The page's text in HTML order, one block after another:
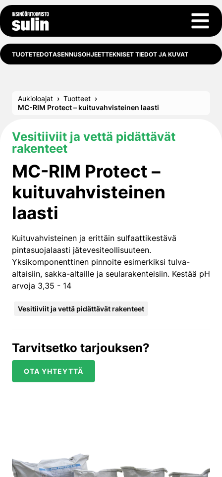
Siirry sisältöön
Avaa
TUOTETEDOTASENNUSOHJEETTEKNISET TIEDOT JA KUVAT
Aukioloajat
Tuotteet
MC-RIM Protect – kuituvahvisteinen laasti
Vesitiiviit ja vettä pidättävät
rakenteet
MC-RIM Protect –
kuituvahvisteinen
laasti
Kuituvahvisteinen ja erittäin sulfaattikestävä
pintasuojalaasti jätevesiteollisuuteen.
Yksikomponenttinen pinnoite esimerkiksi tulva-
altaisiin, sakka-altaille ja seularakenteisiin. Kestää pH
arvoja 3,35 - 14
Vesitiiviit ja vettä pidättävät rakenteet
Tarvitsetko tarjouksen?
OTA YHTEYTTÄ